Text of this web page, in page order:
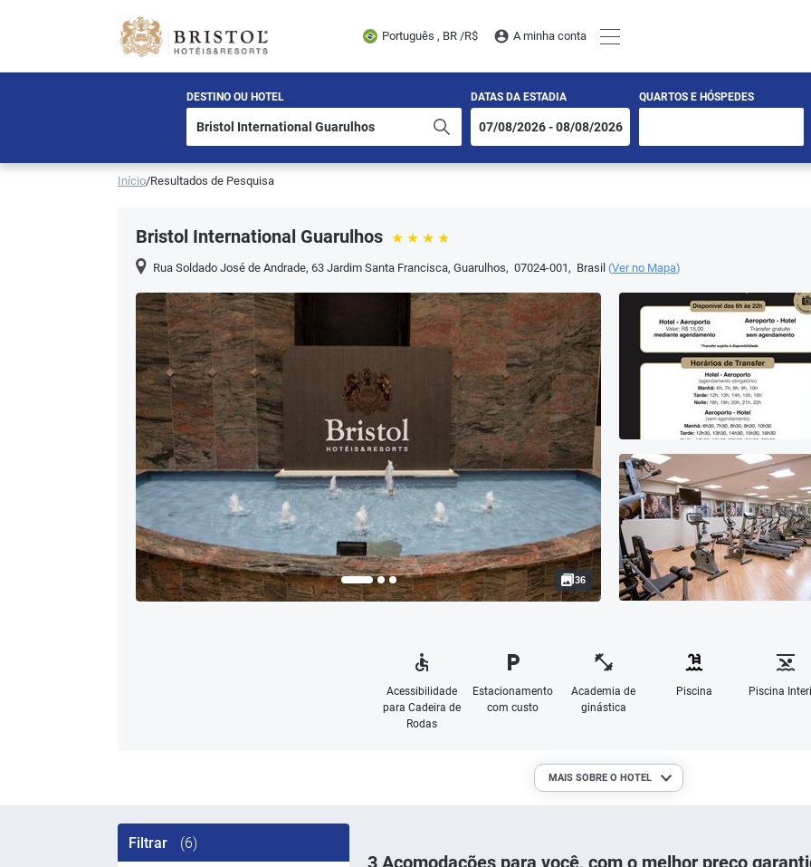
Português , BR /R$ A minha conta
DESTINO OU HOTEL DATAS DA ESTADIA QUARTOS E HÓSPEDES
Início/Resultados de Pesquisa
Bristol International Guarulhos
Rua Soldado José de Andrade, 63 Jardim Santa Francisca,Guarulhos, 07024-001, Brasil (Ver no Mapa)
36
Acessibilidade
para Cadeira de
Rodas
Estacionamento
com custo
Academia de
ginástica
Piscina Piscina
MAIS SOBRE O HOTEL
Filtrar (6)
3 Acomodações para você, com o melhor preço